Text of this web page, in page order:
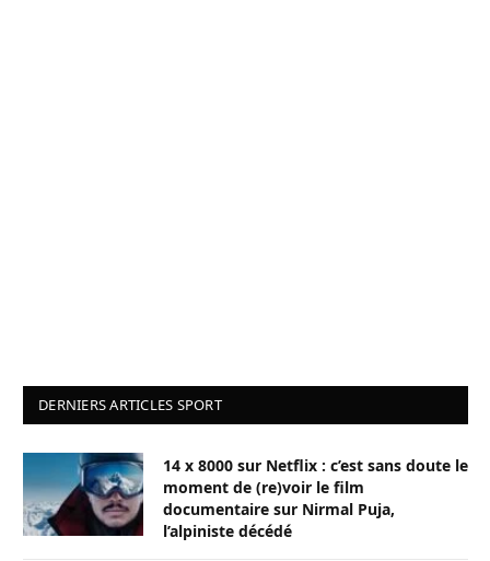
DERNIERS ARTICLES SPORT
14 x 8000 sur Netflix : c’est sans doute le
moment de (re)voir le film
documentaire sur Nirmal Puja,
l’alpiniste décédé